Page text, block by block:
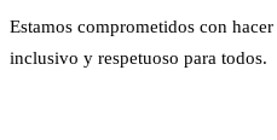
Estamos comprometidos con
inclusivo y respetuoso para todos.